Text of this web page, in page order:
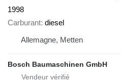
1998
Carburant diesel
Allemagne, Metten
Bosch Baumaschinen GmbH